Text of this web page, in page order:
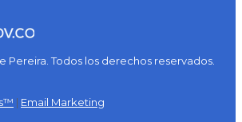
Pereira. Todos los derechos reservados.
| Email Marketing